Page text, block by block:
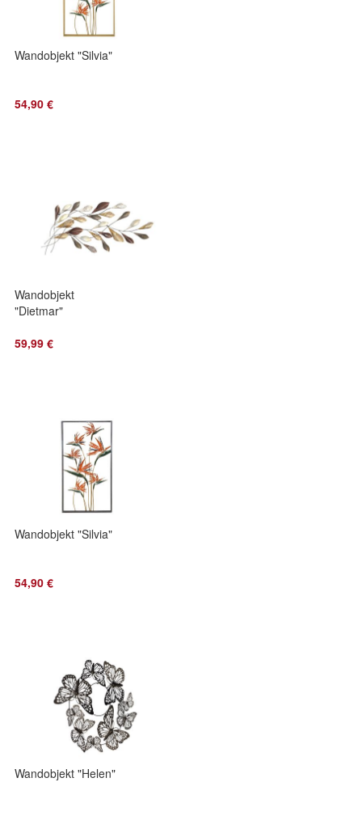
Wandobjekt "Silvia"
54,90 €
Wandobjekt
"Dietmar"
59,99 €
Wandobjekt "Silvia"
54,90 €
Wandobjekt "Helen"